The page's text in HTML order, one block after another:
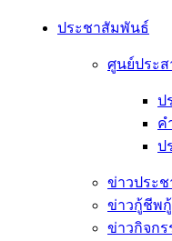
ประชาสัมพันธ์
ศูนย์ประส
ป
ค
ป
ข่าวประ
ข่าวกู้ชีพ
ข่าวกิจกร